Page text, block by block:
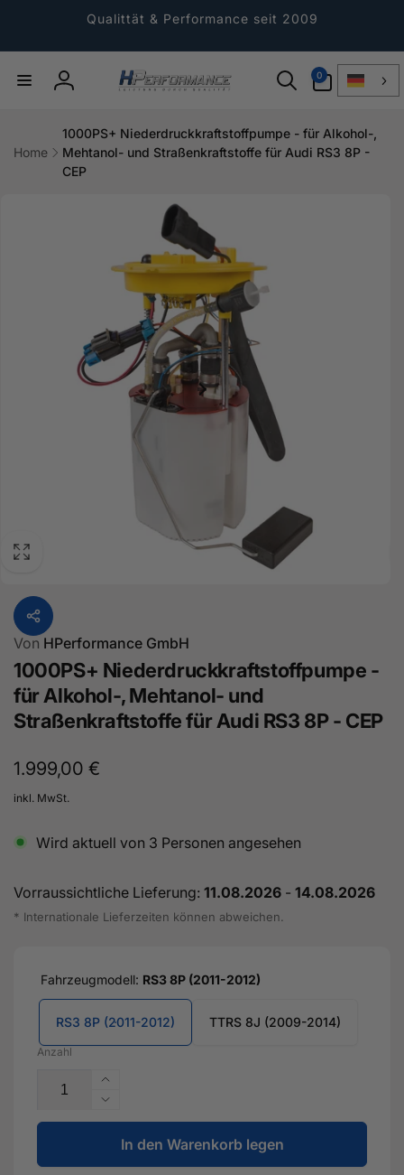
Qualittät & Performance seit 2009
Einloggen
0
Artikel
Home
1000PS+ Niederdruckkraftstoffpumpe - für Alkohol-,
Mehtanol- und Straßenkraftstoffe für Audi RS3 8P -
CEP
Von HPerformance GmbH
1000PS+ Niederdruckkraftstoffpumpe -
für Alkohol-, Mehtanol- und
Straßenkraftstoffe für Audi RS3 8P - CEP
Normaler
Preis
1.999,00 €
inkl. MwSt.
Wird aktuell von 3 Personen angesehen
Vorraussichtliche Lieferung: 11.08.2026 - 14.08.2026
* Internationale Lieferzeiten können abweichen.
Fahrzeugmodell: RS3 8P (2011-2012)
RS3 8P (2011-2012) TTRS 8J (2009-2014)
Anzahl
Erhöhe
die
Menge
für
1000PS+
Verringere
die
Menge
für
In den Warenkorb legen